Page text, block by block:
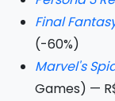
Final
(-60%)
Marvel's
Games) —